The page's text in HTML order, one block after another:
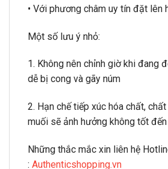
• Với phương châm uy tín đặt lên
Một số lưu ý nhỏ:
1. Không nên chỉnh giờ khi đang
dễ bị cong và gãy núm
2. Hạn chế tiếp xúc hóa chất,
muối sẽ ảnh hưởng không tốt
Những thắc mắc xin liên hệ
: Authenticshopping.vn